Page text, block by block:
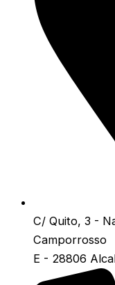
C/ Quito, 3 -
Camporrosso
E - 28806